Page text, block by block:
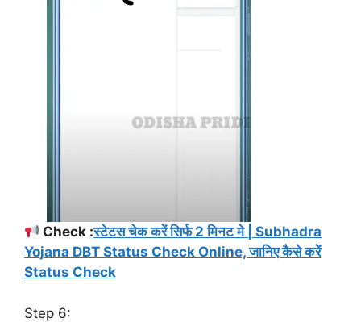
Check :स्टेटस चेक करें सिर्फ 2 मिनट मे | Subhadra
Yojana DBT Status Check Online, जानिए कैसे करें
Status Check
Step 6: